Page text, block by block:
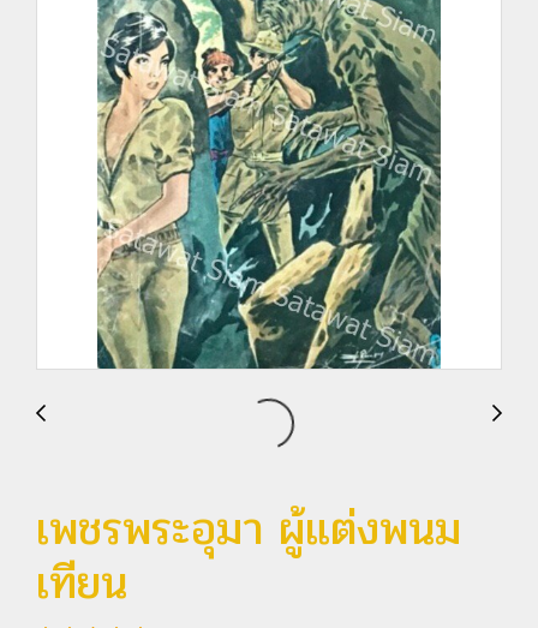
เพชรพระอุมา ผู้แต่งพนม
เทียน